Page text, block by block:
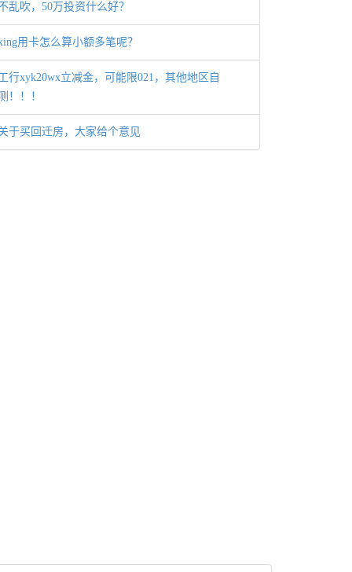
乱吹，50万投资什么好？
用卡怎么算小额多笔呢？
行xyk20wx立减金，可能限021，其他地区自
！！！
于买回迁房，大家给个意见